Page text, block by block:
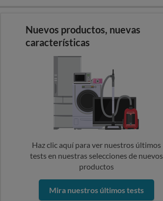
Nuevos productos, nuevas
características
Haz clic aquí para ver nuestros últimos
tests en nuestras selecciones de nuevos
productos
Mira nuestros últimos tests